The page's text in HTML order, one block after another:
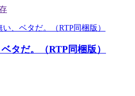
タだ。（RTP同梱版）